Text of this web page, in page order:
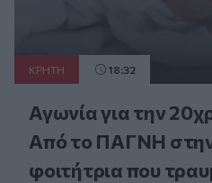
ΚΡΗΤΗ 18:32
Αγωνία για την
Από το ΠΑΓΝΗ
φοιτήτρια που